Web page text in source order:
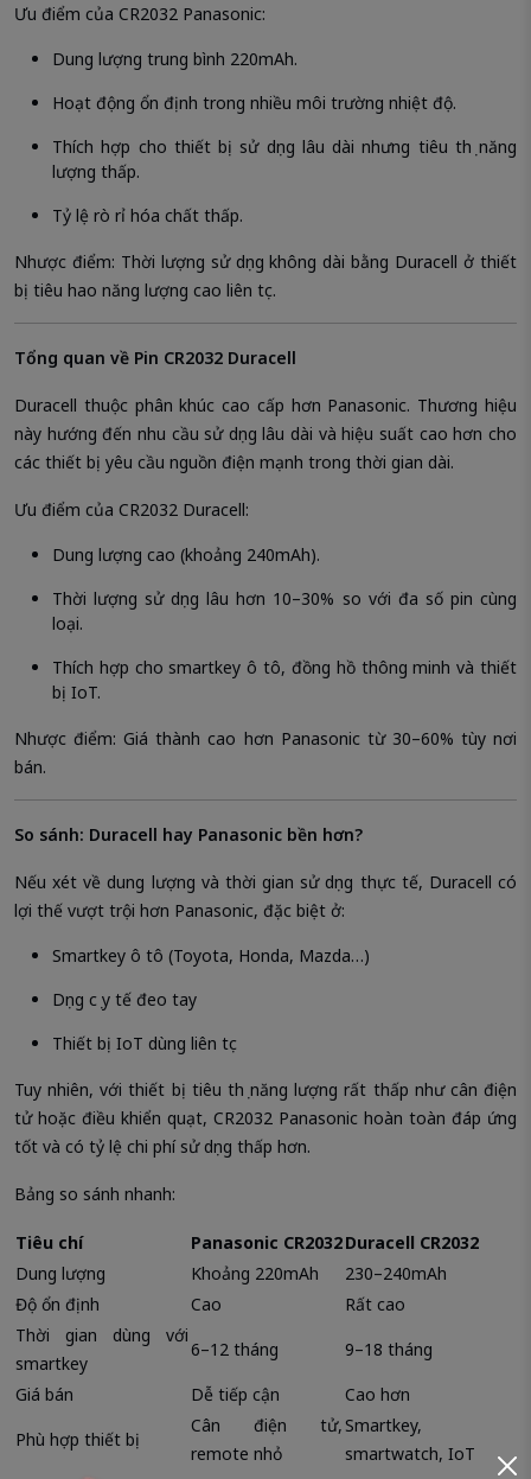
Ưu điểm của CR2032 Panasonic:
Dung lượng trung bình 220mAh.
Hoạt động ổn định trong nhiều môi trường nhiệt độ.
Thích hợp cho thiết bị sử dụng lâu dài nhưng tiêu thụ năng
lượng thấp.
Tỷ lệ rò rỉ hóa chất thấp.
Nhược điểm: Thời lượng sử dụng không dài bằng Duracell ở thiết
bị tiêu hao năng lượng cao liên tục.
Tổng quan về Pin CR2032 Duracell
Duracell thuộc phân khúc cao cấp hơn Panasonic. Thương hiệu
này hướng đến nhu cầu sử dụng lâu dài và hiệu suất cao hơn cho
các thiết bị yêu cầu nguồn điện mạnh trong thời gian dài.
Ưu điểm của CR2032 Duracell:
Dung lượng cao (khoảng 240mAh).
Thời lượng sử dụng lâu hơn 10–30% so với đa số pin cùng
loại.
Thích hợp cho smartkey ô tô, đồng hồ thông minh và thiết
bị IoT.
Nhược điểm: Giá thành cao hơn Panasonic từ 30–60% tùy nơi
bán.
So sánh: Duracell hay Panasonic bền hơn?
Nếu xét về dung lượng và thời gian sử dụng thực tế, Duracell có
lợi thế vượt trội hơn Panasonic, đặc biệt ở:
Smartkey ô tô (Toyota, Honda, Mazda…)
Dụng cụ y tế đeo tay
Thiết bị IoT dùng liên tục
Tuy nhiên, với thiết bị tiêu thụ năng lượng rất thấp như cân điện
tử hoặc điều khiển quạt, CR2032 Panasonic hoàn toàn đáp ứng
tốt và có tỷ lệ chi phí sử dụng thấp hơn.
Bảng so sánh nhanh:
Tiêu chí Panasonic CR2032Duracell CR2032
Dung lượng
Khoảng 220mAh
230–240mAh
Độ ổn định
Cao
Rất cao
Thời gian dùng với
smartkey
6–12 tháng
9–18 tháng
Giá bán
Dễ tiếp cận
Cao hơn
Phù hợp thiết bị
Cân điện tử,
remote nhỏ
Smartkey,
smartwatch, IoT